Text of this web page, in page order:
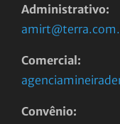
Administrativo:
Comercial:
Convênio: